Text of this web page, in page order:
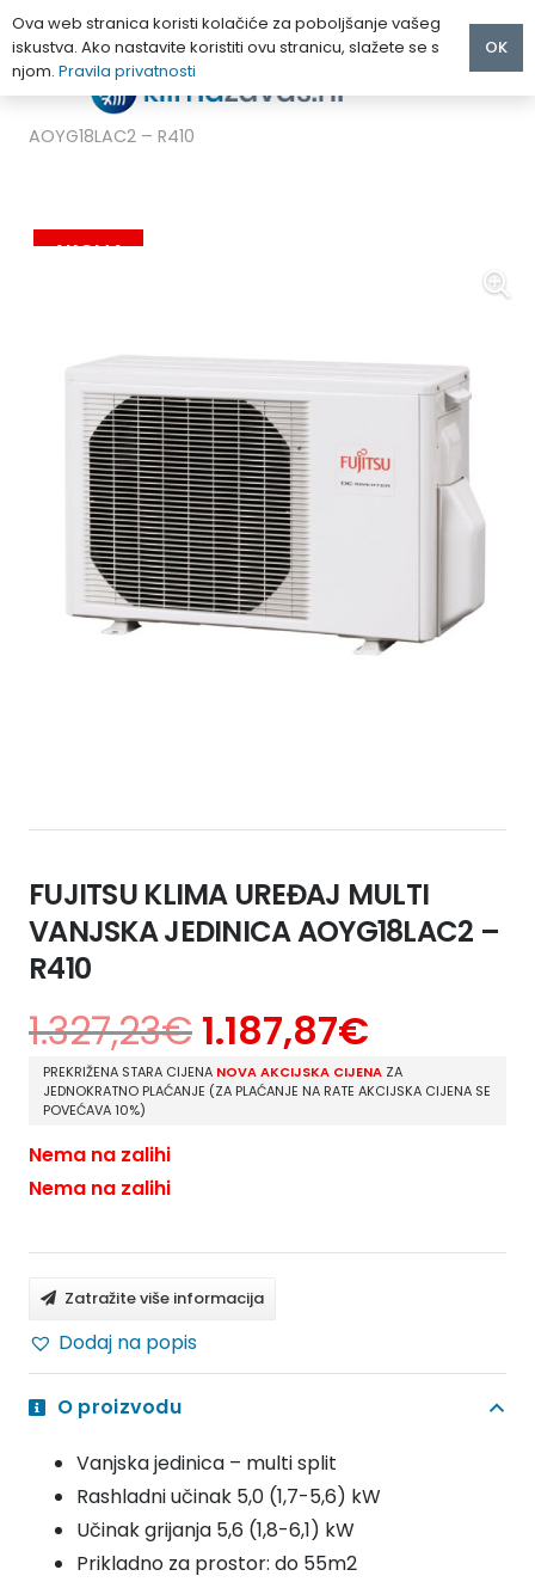
FUJITSU KLIMA UREĐAJ MULTI VANJSKA JEDINICA
AOYG18LAC2 – R410
AKCIJA
FUJITSU KLIMA UREĐAJ MULTI
VANJSKA JEDINICA AOYG18LAC2 –
R410
1.327,23€ 1.187,87€
PREKRIŽENA STARA CIJENA NOVA AKCIJSKA CIJENA ZA
JEDNOKRATNO PLAĆANJE (ZA PLAĆANJE NA RATE AKCIJSKA CIJENA SE
POVEĆAVA 10%)
Nema na zalihi
Nema na zalihi
Zatražite više informacija
Dodaj na popis
O proizvodu
Vanjska jedinica – multi split
Rashladni učinak 5,0 (1,7-5,6) kW
Učinak grijanja 5,6 (1,8-6,1) kW
Prikladno za prostor: do 55m2
Ova web stranica koristi kolačiće za poboljšanje vašeg
iskustva. Ako nastavite koristiti ovu stranicu, slažete se s
njom. Pravila privatnosti
OK